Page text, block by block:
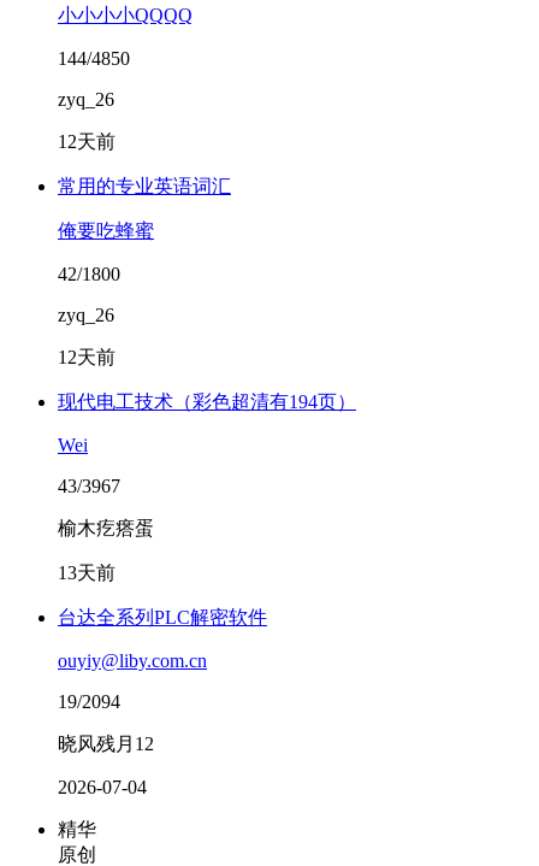
小小小小QQQQ
144/4850
zyq_26
12天前
常用的专业英语词汇
俺要吃蜂蜜
42/1800
zyq_26
12天前
现代电工技术（彩色超清有194页）
Wei
43/3967
榆木疙瘩蛋
13天前
台达全系列PLC解密软件
ouyiy@liby.com.cn
19/2094
晓风残月12
2026-07-04
精华
原创